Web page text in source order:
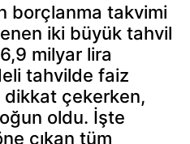
borçlanma takvimi
iki büyük tahvil
milyar lira
tahvilde faiz
dikkat çekerken,
oldu. İşte
çıkan tüm